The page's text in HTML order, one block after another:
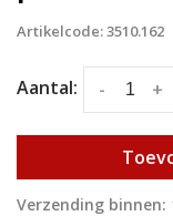
Artikelcode:3510.162
Aantal: +
-
Verzending